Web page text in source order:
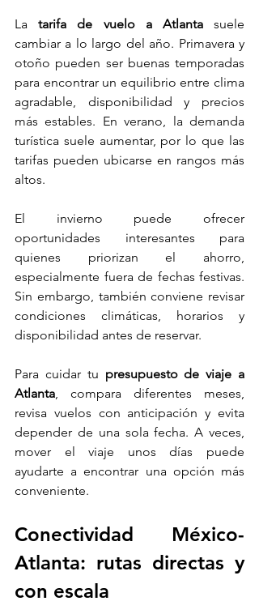
La tarifa de vuelo a Atlanta suele
cambiar a lo largo del año. Primavera y
otoño pueden ser buenas temporadas
para encontrar un equilibrio entre clima
agradable, disponibilidad y precios
más estables. En verano, la demanda
turística suele aumentar, por lo que las
tarifas pueden ubicarse en rangos más
altos.
El invierno puede ofrecer
oportunidades interesantes para
quienes priorizan el ahorro,
especialmente fuera de fechas festivas.
Sin embargo, también conviene revisar
condiciones climáticas, horarios y
disponibilidad antes de reservar.
Para cuidar tu presupuesto de viaje a
Atlanta, compara diferentes meses,
revisa vuelos con anticipación y evita
depender de una sola fecha. A veces,
mover el viaje unos días puede
ayudarte a encontrar una opción más
conveniente.
Conectividad México-
Atlanta: rutas directas y
con escala